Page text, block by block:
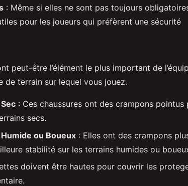
: Même si elles ne sont pas toujours
pour les joueurs qui préfèrent une sécurité
peut-être l’élément le plus important de
terrain sur lequel vous jouez.
: Ces chaussures ont des crampons pointus
secs.
ou Boueux : Elles ont des crampons
stabilité sur les terrains humides ou
doivent être hautes pour couvrir les